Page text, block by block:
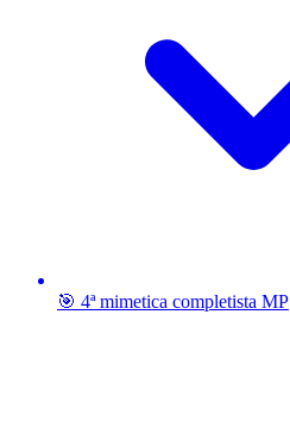
🎯 4ª mimetica completista MP